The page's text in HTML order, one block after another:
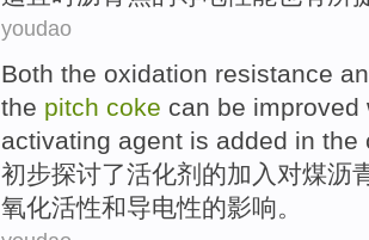
youdao
Both the oxidation resistance
the pitch coke can be improved
activating agent is added in the
初步探讨了活化剂 的加入 对煤沥
氧化活性和导电性的影响。